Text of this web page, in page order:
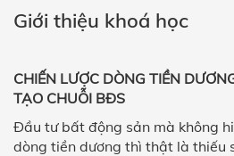
Giới thiệu khoá học
CHIẾN LƯỢC DÒNG TIỀN
TẠO CHUỖI BĐS
Đầu tư bất động sản mà không
dòng tiền dương thì thật là thiếu